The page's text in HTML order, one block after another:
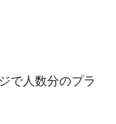
で人数分のプラ